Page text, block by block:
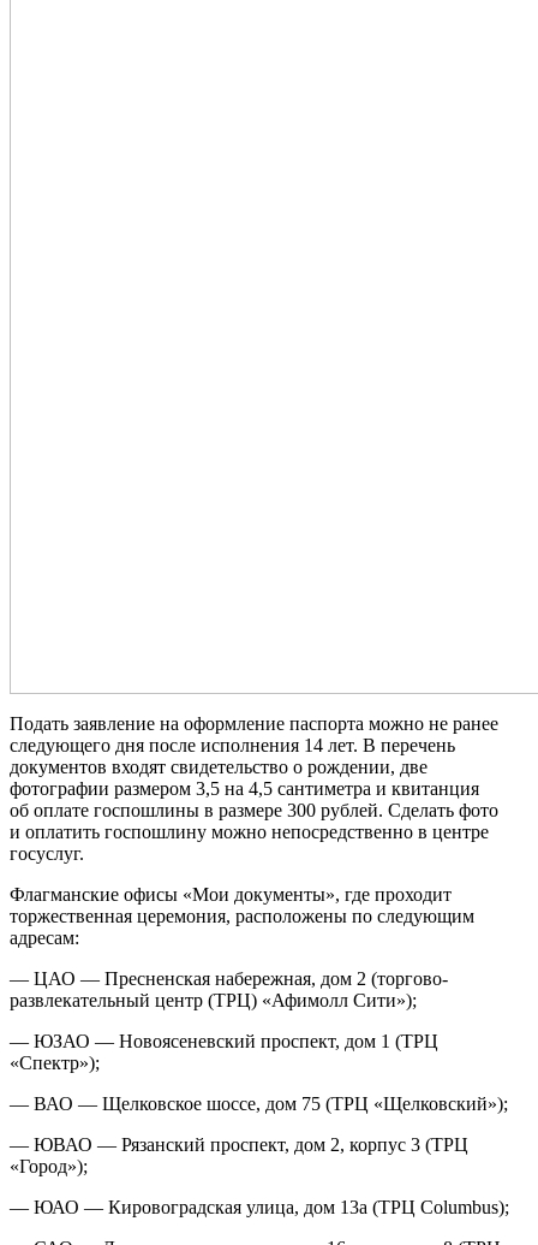
Подать заявление на оформление паспорта можно не ранее
следующего дня после исполнения 14 лет. В перечень
документов входят свидетельство о рождении, две
фотографии размером 3,5 на 4,5 сантиметра и квитанция
об оплате госпошлины в размере 300 рублей. Сделать фото
и оплатить госпошлину можно непосредственно в центре
госуслуг.
Флагманские офисы «Мои документы», где проходит
торжественная церемония, расположены по следующим
адресам:
— ЦАО — Пресненская набережная, дом 2 (торгово-
развлекательный центр (ТРЦ) «Афимолл Сити»);
— ЮЗАО — Новоясеневский проспект, дом 1 (ТРЦ
«Спектр»);
— ВАО — Щелковское шоссе, дом 75 (ТРЦ «Щелковский»);
— ЮВАО — Рязанский проспект, дом 2, корпус 3 (ТРЦ
«Город»);
— ЮАО — Кировоградская улица, дом 13а (ТРЦ Columbus);